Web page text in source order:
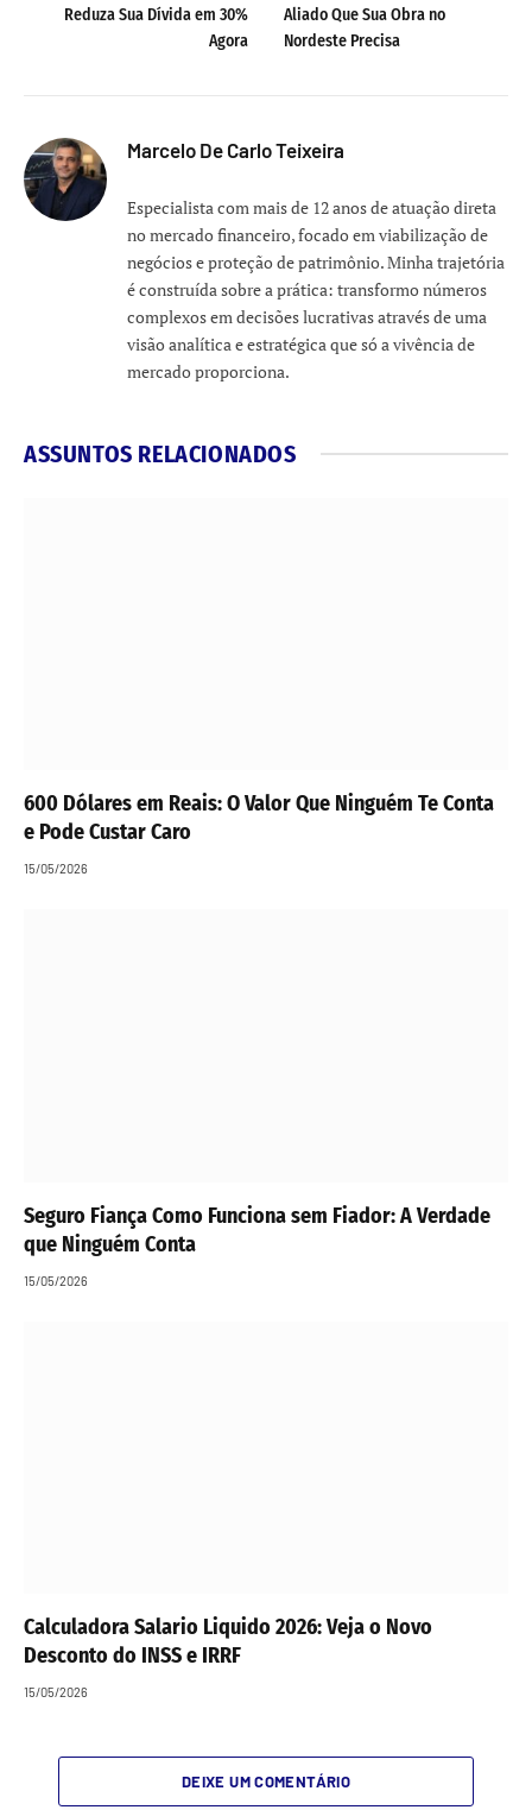
Reduza Sua Dívida em 30%
Agora
Aliado Que Sua Obra no
Nordeste Precisa
Marcelo De Carlo Teixeira
Especialista com mais de 12 anos de atuação direta
no mercado financeiro, focado em viabilização de
negócios e proteção de patrimônio. Minha trajetória
é construída sobre a prática: transformo números
complexos em decisões lucrativas através de uma
visão analítica e estratégica que só a vivência de
mercado proporciona.
ASSUNTOS RELACIONADOS
600 Dólares em Reais: O Valor Que Ninguém Te Conta
e Pode Custar Caro
15/05/2026
Seguro Fiança Como Funciona sem Fiador: A Verdade
que Ninguém Conta
15/05/2026
Calculadora Salario Liquido 2026: Veja o Novo
Desconto do INSS e IRRF
15/05/2026
DEIXE UM COMENTÁRIO